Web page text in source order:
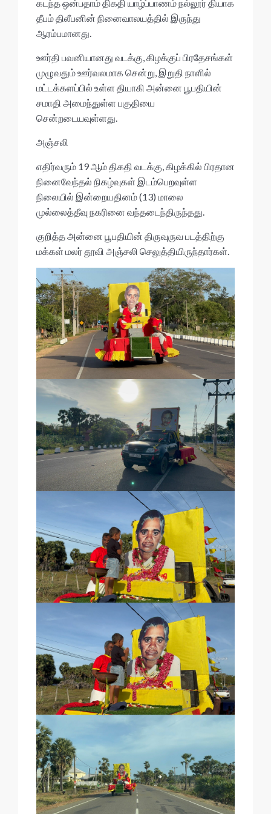
p k
கடந்த ஒன்பதாம் திகதி யாழ்ப்பாணம் நல்லூர் தியாக
தீபம் திலீபனின் நினைவாலயத்தில் இருந்து
ஆரம்பமானது.
ஊர்தி பவனியானது வடக்கு, கிழக்குப் பிரதேசங்கள்
முழுவதும் ஊர்வலமாக சென்று, இறுதி நாளில்
மட்டக்களப்பில் உள்ள தியாகி அன்னை பூபதியின்
சமாதி அமைந்துள்ள பகுதியை
சென்றடையவுள்ளது.
அஞ்சலி
எதிர்வரும் 19 ஆம் திகதி வடக்கு, கிழக்கில் பிரதான
நினைவேந்தல் நிகழ்வுகள் இடம்பெறவுள்ள
நிலையில் இன்றையதினம் (13) மாலை
முல்லைத்தீவு நகரினை வந்தடைந்திருந்தது.
குறித்த அன்னை பூபதியின் திருவுருவ படத்திற்கு
மக்கள் மலர் தூவி அஞ்சலி செலுத்தியிருந்தார்கள்.